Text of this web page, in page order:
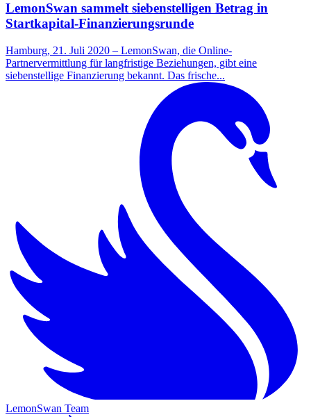
LemonSwan sammelt siebenstelligen Betrag in
Startkapital-Finanzierungsrunde
Hamburg, 21. Juli 2020 – LemonSwan, die Online-
Partnervermittlung für langfristige Beziehungen, gibt eine
siebenstellige Finanzierung bekannt. Das frische...
LemonSwan Team